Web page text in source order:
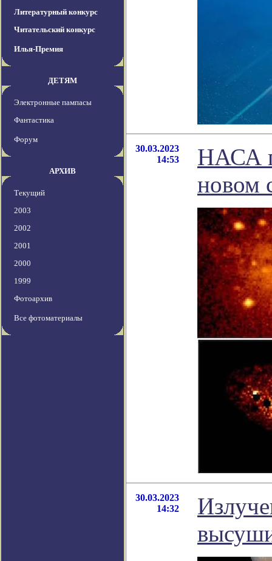
Литературный конкурс
Читательский конкурс
Илья-Премия
ДЕТЯМ
Электронные пампасы
Фантастика
Форум
АРХИВ
Текущий
2003
2002
2001
2000
1999
Фотоархив
Все фотоматериалы
30.03.2023
14:53
НАСА
новом
30.03.2023
14:32